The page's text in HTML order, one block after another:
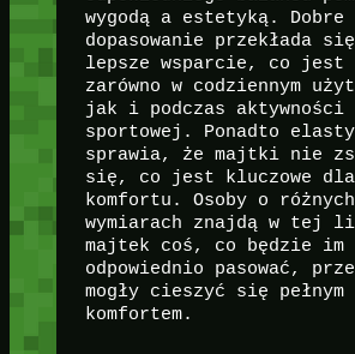
wygodą a estetyką. Dobre
dopasowanie przekłada
lepsze wsparcie, co jest
zarówno w codziennym
jak i podczas aktywności
sportowej. Ponadto
sprawia, że majtki nie
się, co jest kluczowe dla
komfortu. Osoby o różnych
wymiarach znajdą w tej
majtek coś, co będzie im
odpowiednio pasować,
mogły cieszyć się pełnym
komfortem.